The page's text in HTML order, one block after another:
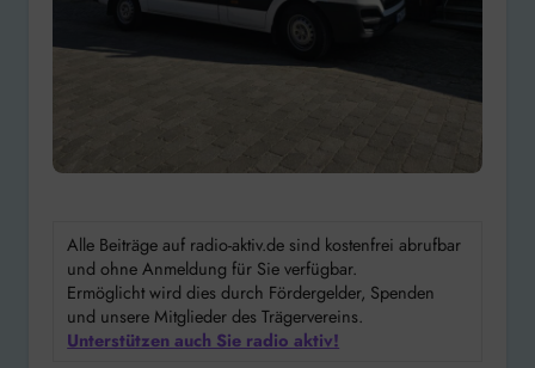
Alle Beiträge auf radio-aktiv.de sind kostenfrei abrufbar
und ohne Anmeldung für Sie verfügbar.
Ermöglicht wird dies durch Fördergelder, Spenden
und unsere Mitglieder des Trägervereins.
Unterstützen auch Sie radio aktiv!